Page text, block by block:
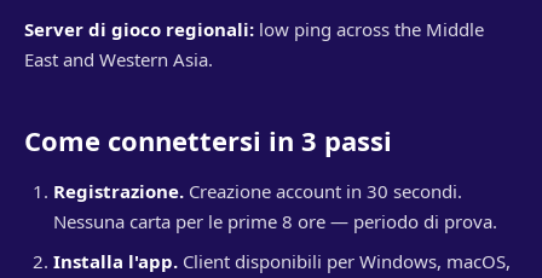
Server di gioco regionali: low ping across the Middle
East and Western Asia.
Come connettersi in 3 passi
Registrazione. Creazione account in 30 secondi.
Nessuna carta per le prime 8 ore — periodo di prova.
Installa l'app. Client disponibili per Windows, macOS,